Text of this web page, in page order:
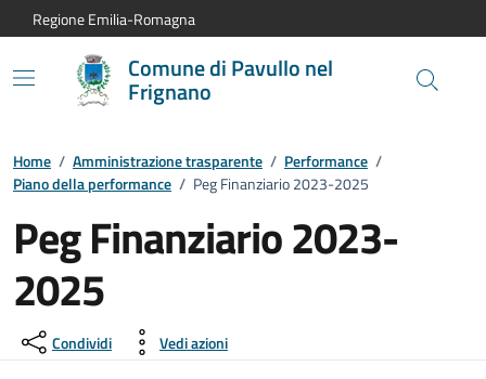
Vai al contenuto principale
Vai alla navigazione del sito
Vai al piede di pagina
Regione Emilia-Romagna
Comune di Pavullo nel
Frignano
Home / Amministrazione trasparente / Performance /
Piano della performance / Peg Finanziario 2023-2025
Peg Finanziario 2023-
2025
Condividi Vedi azioni